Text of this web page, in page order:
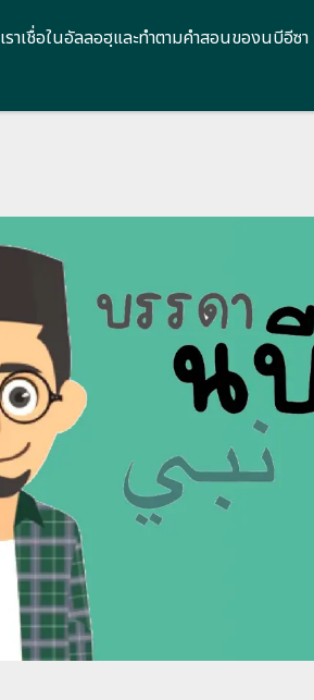
เราเชื่อในอัลลอฮฺและทำตามคำสอนของนบีอีซา